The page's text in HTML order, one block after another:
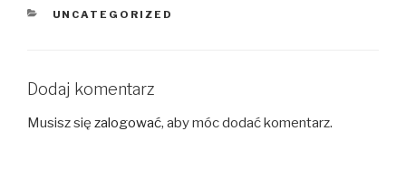
KATEGORIE
UNCATEGORIZED
Dodaj komentarz
Musisz się zalogować, aby móc dodać komentarz.